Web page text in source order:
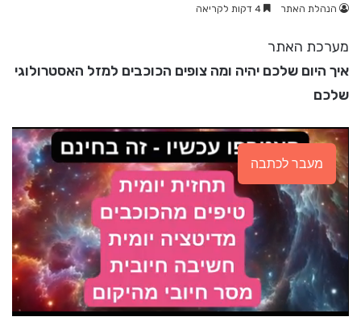
הנהלת האתר
מערכת האתר
איך היום שלכם יהיה ומה צופים הכוכבים למזל האסטרולוגי
שלכם
מעבר לכתבה